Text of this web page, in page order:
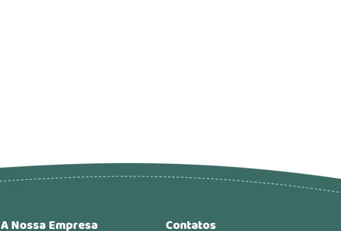
A Nossa Empresa Contatos